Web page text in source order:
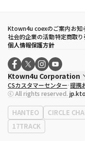
Ktown4u coexのご案内お知
社会的企業の活動特定商取
個人情報保護方針
Ktown4u Corporation
代表取締役
ソン・ヒョミ
事業者登録番号120-87-71116
eContext
0120-23-
事務所住所
ソウル特別市
CSカスタマーセンター 提携
ⓒ All rights reserved.
HANTEO CIRCLE
17TRACK